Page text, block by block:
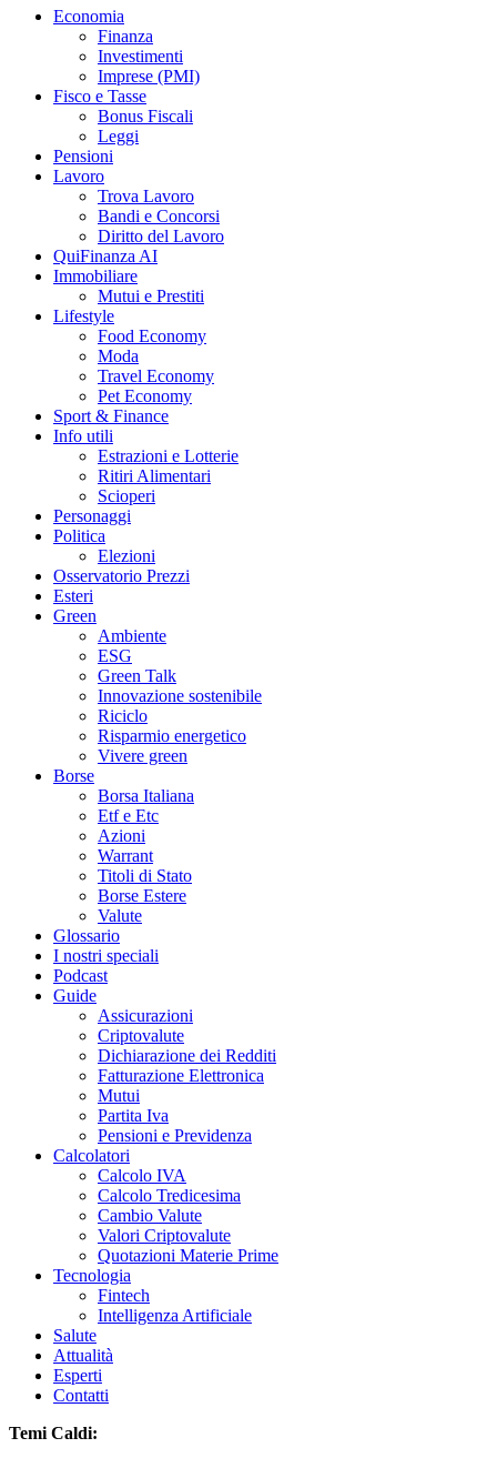
Economia
Finanza
Investimenti
Imprese (PMI)
Fisco e Tasse
Bonus Fiscali
Leggi
Pensioni
Lavoro
Trova Lavoro
Bandi e Concorsi
Diritto del Lavoro
QuiFinanza AI
Immobiliare
Mutui e Prestiti
Lifestyle
Food Economy
Moda
Travel Economy
Pet Economy
Sport & Finance
Info utili
Estrazioni e Lotterie
Ritiri Alimentari
Scioperi
Personaggi
Politica
Elezioni
Osservatorio Prezzi
Esteri
Green
Ambiente
ESG
Green Talk
Innovazione sostenibile
Riciclo
Risparmio energetico
Vivere green
Borse
Borsa Italiana
Etf e Etc
Azioni
Warrant
Titoli di Stato
Borse Estere
Valute
Glossario
I nostri speciali
Podcast
Guide
Assicurazioni
Criptovalute
Dichiarazione dei Redditi
Fatturazione Elettronica
Mutui
Partita Iva
Pensioni e Previdenza
Calcolatori
Calcolo IVA
Calcolo Tredicesima
Cambio Valute
Valori Criptovalute
Quotazioni Materie Prime
Tecnologia
Fintech
Intelligenza Artificiale
Salute
Attualità
Esperti
Contatti
Temi Caldi: